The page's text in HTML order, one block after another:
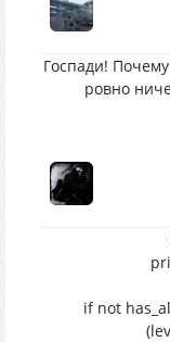
Госпади!
ровно
if not